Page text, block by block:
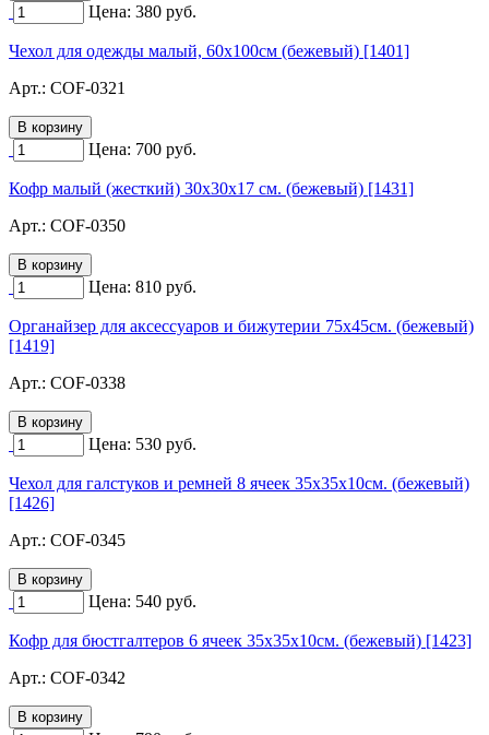
Цена: 380 руб.
Чехол для одежды малый, 60х100см (бежевый) [1401]
Арт.: COF-0321
Цена: 700 руб.
Кофр малый (жесткий) 30х30х17 см. (бежевый) [1431]
Арт.: COF-0350
Цена: 810 руб.
Органайзер для аксессуаров и бижутерии 75х45см. (бежевый)
[1419]
Арт.: COF-0338
Цена: 530 руб.
Чехол для галстуков и ремней 8 ячеек 35х35х10см. (бежевый)
[1426]
Арт.: COF-0345
Цена: 540 руб.
Кофр для бюстгалтеров 6 ячеек 35х35х10см. (бежевый) [1423]
Арт.: COF-0342